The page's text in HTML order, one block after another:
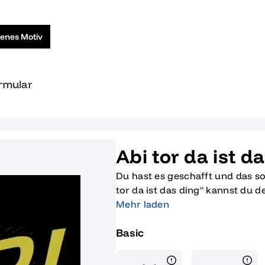
Motiv
Abi tor da ist
Du hast es geschafft und das
tor da ist das ding" kannst du
zelebrieren. Dieses coole
Ob als T-Shirt oder Poster,
und zeig allen, dass du nicht
Mehr laden
Basic